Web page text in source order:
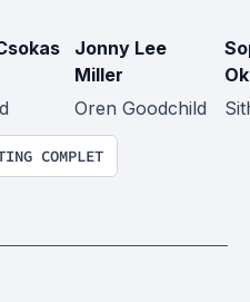
Jonny Lee
Miller
Oren Goodchild
COMPLET